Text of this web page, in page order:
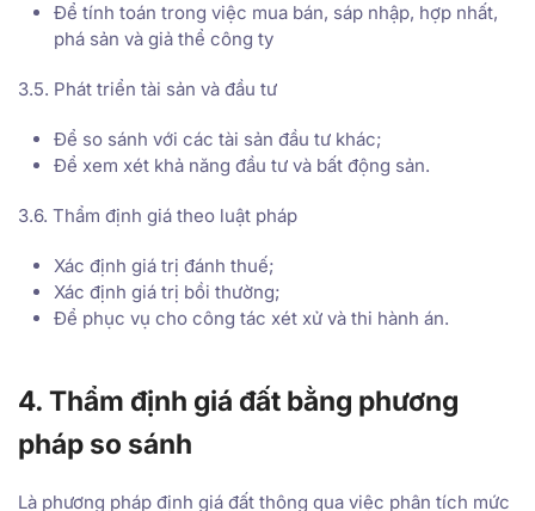
Để tính toán trong việc mua bán, sáp nhập, hợp nhất,
phá sản và giả thể công ty
3.5. Phát triển tài sản và đầu tư
Để so sánh với các tài sản đầu tư khác;
Để xem xét khả năng đầu tư và bất động sản.
3.6. Thẩm định giá theo luật pháp
Xác định giá trị đánh thuế;
Xác định giá trị bồi thường;
Để phục vụ cho công tác xét xử và thi hành án.
4. Thẩm định giá đất bằng phương
pháp so sánh
Là phương pháp định giá đất thông qua việc phân tích mức